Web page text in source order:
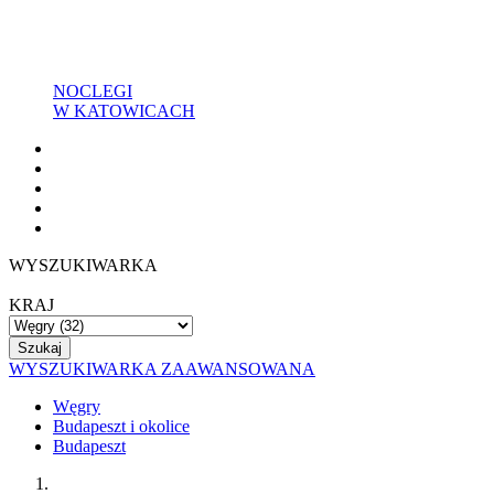
NOCLEGI
W KATOWICACH
WYSZUKIWARKA
KRAJ
WYSZUKIWARKA ZAAWANSOWANA
Węgry
Budapeszt i okolice
Budapeszt